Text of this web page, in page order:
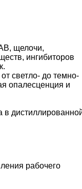
щелочи,
ингибиторов
светло- до темно-
опалесценция и
в
рабочего